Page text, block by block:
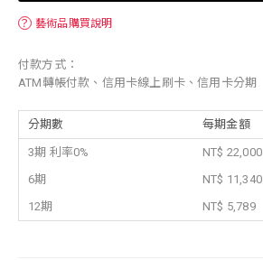
？ 藝術品購買說明
付款方式：
ATM轉帳付款、信用卡線上刷卡、信用卡分期
分期數 每期金額
3期 利率0%
NT$ 22,000
6期
NT$ 11,340
12期
NT$ 5,789